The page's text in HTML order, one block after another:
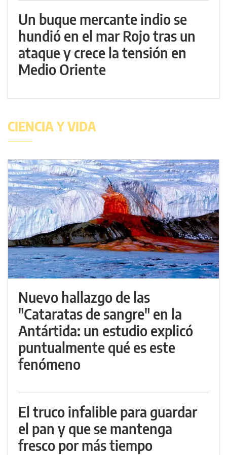
Un buque mercante indio se
hundió en el mar Rojo tras un
ataque y crece la tensión en
Medio Oriente
CIENCIA Y VIDA
Nuevo hallazgo de las
"Cataratas de sangre" en la
Antártida: un estudio explicó
puntualmente qué es este
fenómeno
El truco infalible para guardar
el pan y que se mantenga
fresco por más tiempo